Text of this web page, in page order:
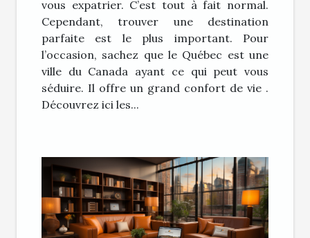
vous expatrier. C’est tout à fait normal.
Cependant, trouver une destination
parfaite est le plus important. Pour
l’occasion, sachez que le Québec est une
ville du Canada ayant ce qui peut vous
séduire. Il offre un grand confort de vie .
Découvrez ici les...